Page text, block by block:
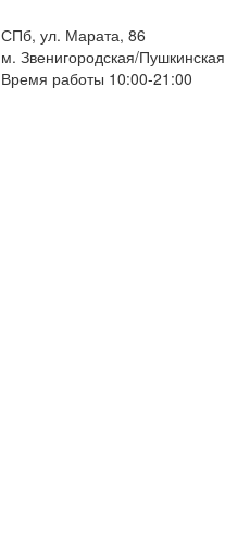
СПб, ул. Марата, 86
м. Звенигородская/Пушкинская
Время работы 10:00-21:00